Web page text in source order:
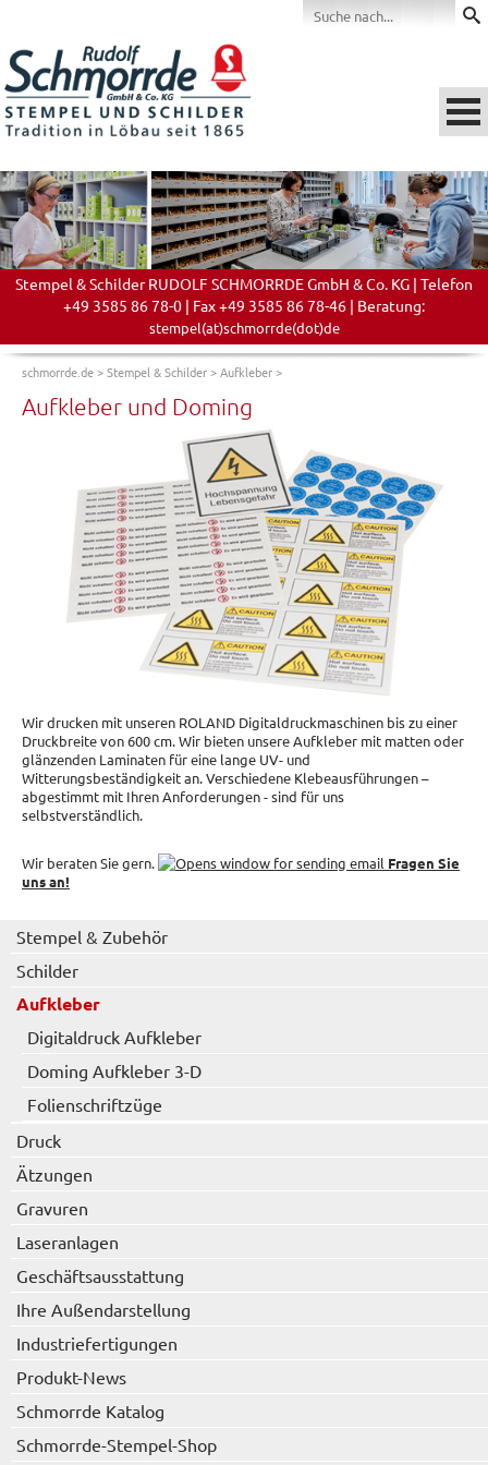
Stempel & Schilder RUDOLF SCHMORRDE GmbH & Co. KG | Telefon
+49 3585 86 78-0 | Fax +49 3585 86 78-46 | Beratung:
stempel(at)schmorrde(dot)de
schmorrde.de>Stempel & Schilder>Aufkleber>
Aufkleber und Doming
Wir drucken mit unseren ROLAND Digitaldruckmaschinen bis zu einer
Druckbreite von 600 cm. Wir bieten unsere Aufkleber mit matten oder
glänzenden Laminaten für eine lange UV- und
Witterungsbeständigkeit an. Verschiedene Klebeausführungen –
abgestimmt mit Ihren Anforderungen - sind für uns
selbstverständlich.
Wir beraten Sie gern.
Fragen Sie
uns an!
Stempel & Zubehör
Schilder
Aufkleber
Digitaldruck Aufkleber
Doming Aufkleber 3-D
Folienschriftzüge
Druck
Ätzungen
Gravuren
Laseranlagen
Geschäftsausstattung
Ihre Außendarstellung
Industriefertigungen
Produkt-News
Schmorrde Katalog
Schmorrde-Stempel-Shop